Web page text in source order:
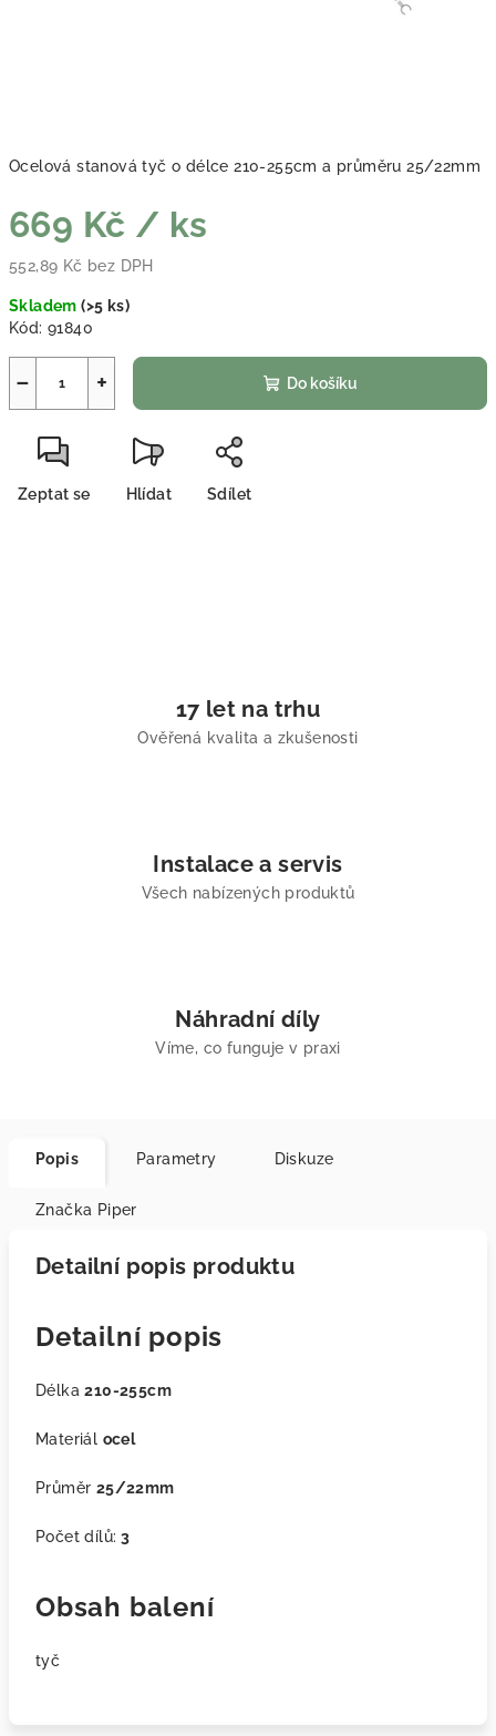
Ocelová stanová tyč o délce 210-255cm a průměru 25/22mm
669 Kč / ks
552,89 Kč bez DPH
Skladem(>5 ks)
Kód: 91840
+
− Do košíku
Zeptat se Hlídat Sdílet
17 let na trhu
Ověřená kvalita a zkušenosti
Instalace a servis
Všech nabízených produktů
Náhradní díly
Víme, co funguje v praxi
Popis Parametry Diskuze
Značka Piper
Detailní popis produktu
Detailní popis
Délka210-255cm
Materiál ocel
Průměr 25/22mm
Počet dílů: 3
Obsah balení
tyč